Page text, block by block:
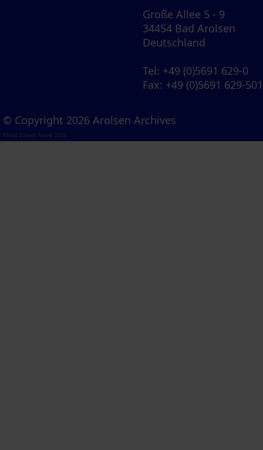
Große Allee 5 - 9
34454 Bad Arolsen
Deutschland
Tel: +49 (0)5691 629-0
Fax: +49 (0)5691 629-501
© Copyright 2026 Arolsen Archives
Visual Library Server 2026